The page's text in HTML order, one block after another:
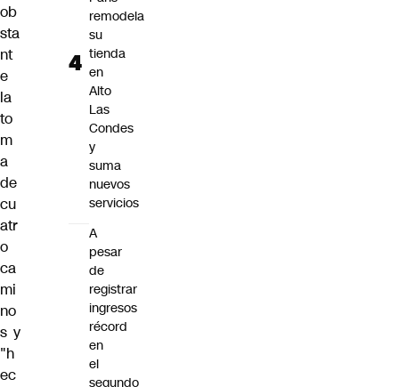
ob
sta
nt
e
la
to
m
a
de
cu
atr
o
ca
mi
no
s y
"h
ec
remodela
su
tienda
en
Alto
Las
Condes
y
suma
nuevos
servicios
A
pesar
de
registrar
ingresos
récord
en
el
segundo